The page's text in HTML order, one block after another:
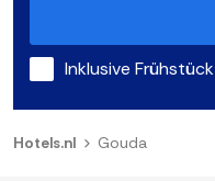
Inklusive Frühstück
Hotels.nl Gouda